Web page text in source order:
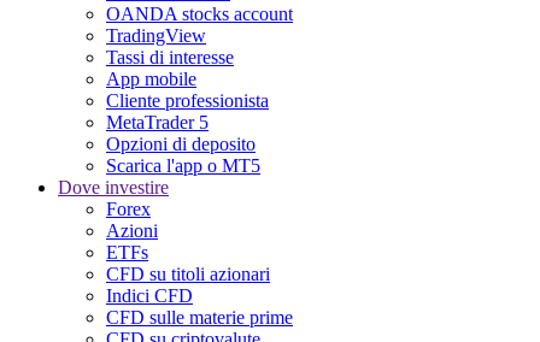
OANDA stocks account
TradingView
Tassi di interesse
App mobile
Cliente professionista
MetaTrader 5
Opzioni di deposito
Scarica l'app o MT5
Dove investire
Forex
Azioni
ETFs
CFD su titoli azionari
Indici CFD
CFD sulle materie prime